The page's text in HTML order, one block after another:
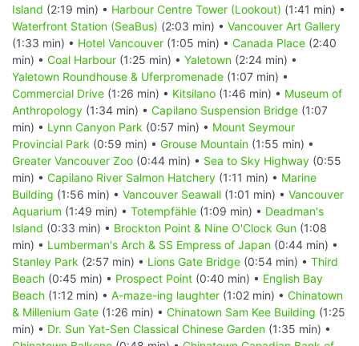
Island (2:19 min) • Harbour Centre Tower (Lookout) (1:41 min) •
Waterfront Station (SeaBus) (2:03 min) • Vancouver Art Gallery
(1:33 min) • Hotel Vancouver (1:05 min) • Canada Place (2:40
min) • Coal Harbour (1:25 min) • Yaletown (2:24 min) •
Yaletown Roundhouse & Uferpromenade (1:07 min) •
Commercial Drive (1:26 min) • Kitsilano (1:46 min) • Museum of
Anthropology (1:34 min) • Capilano Suspension Bridge (1:07
min) • Lynn Canyon Park (0:57 min) • Mount Seymour
Provincial Park (0:59 min) • Grouse Mountain (1:55 min) •
Greater Vancouver Zoo (0:44 min) • Sea to Sky Highway (0:55
min) • Capilano River Salmon Hatchery (1:11 min) • Marine
Building (1:56 min) • Vancouver Seawall (1:01 min) • Vancouver
Aquarium (1:49 min) • Totempfähle (1:09 min) • Deadman's
Island (0:33 min) • Brockton Point & Nine O'Clock Gun (1:08
min) • Lumberman's Arch & SS Empress of Japan (0:44 min) •
Stanley Park (2:57 min) • Lions Gate Bridge (0:54 min) • Third
Beach (0:45 min) • Prospect Point (0:40 min) • English Bay
Beach (1:12 min) • A-maze-ing laughter (1:02 min) • Chinatown
& Millenium Gate (1:26 min) • Chinatown Sam Kee Building (1:25
min) • Dr. Sun Yat-Sen Classical Chinese Garden (1:35 min) •